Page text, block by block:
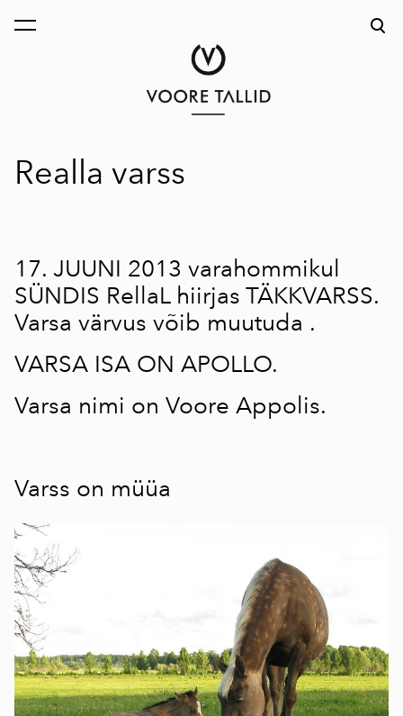
lisati ostukorvi.
Realla varss
17. JUUNI 2013 varahommikul
SÜNDIS RellaL hiirjas TÄKKVARSS.
Varsa värvus võib muutuda .
VARSA ISA ON APOLLO.
Varsa nimi on Voore Appolis.
Varss on müüa